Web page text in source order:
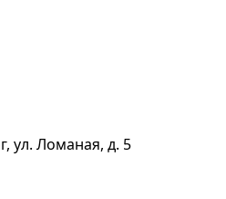
ул. Ломаная, д. 5